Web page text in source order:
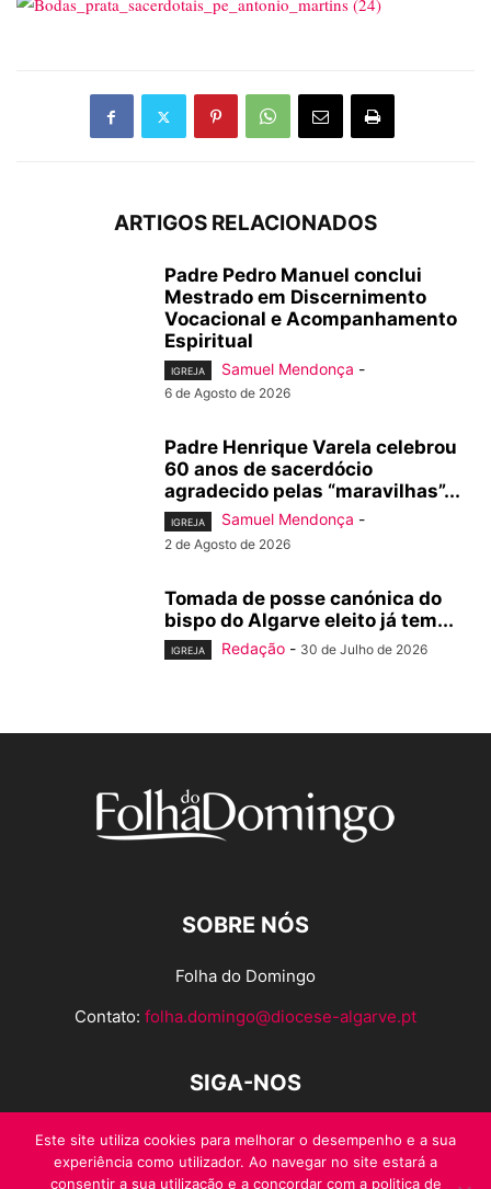
ARTIGOS RELACIONADOS
Padre Pedro Manuel conclui
Mestrado em Discernimento
Vocacional e Acompanhamento
Espiritual
IGREJA Samuel Mendonça -
6 de Agosto de 2026
Padre Henrique Varela celebrou
60 anos de sacerdócio
agradecido pelas “maravilhas”...
IGREJA Samuel Mendonça -
2 de Agosto de 2026
Tomada de posse canónica do
bispo do Algarve eleito já tem...
IGREJA Redação - 30 de Julho de 2026
SOBRE NÓS
Folha do Domingo
Contato: folha.domingo@diocese-algarve.pt
SIGA-NOS
Este site utiliza cookies para melhorar o desempenho e a sua
experiência como utilizador. Ao navegar no site estará a
consentir a sua utilização e a concordar com a politica de